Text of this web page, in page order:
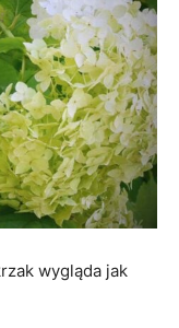
wygląda jak